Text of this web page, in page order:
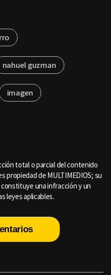
nahuel guzman
imagen
total o parcial del contenido
propiedad de MULTIMEDIOS; su
una infracción y un
leyes aplicables.